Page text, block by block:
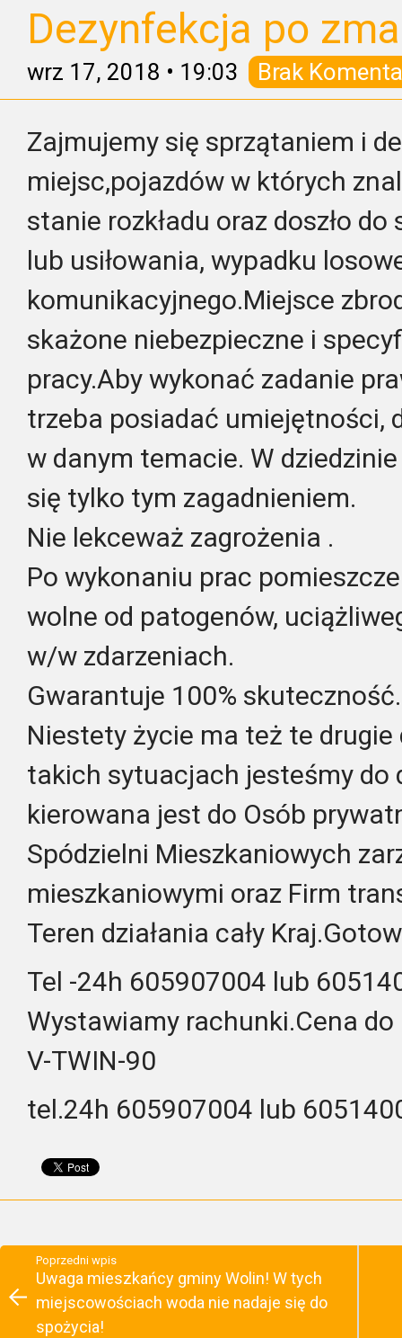
Dezynfekcja po
wrz 17, 2018 • 19:03 Brak
Zajmujemy się sprzątaniem i
miejsc,pojazdów w których
stanie rozkładu oraz doszło
lub usiłowania, wypadku
komunikacyjnego.Miejsce
skażone niebezpieczne i
pracy.Aby wykonać zadanie
trzeba posiadać umiejętności,
w danym temacie. W
się tylko tym zagadnieniem.
Nie lekceważ zagrożenia .
Po wykonaniu prac
wolne od patogenów,
w/w zdarzeniach.
Gwarantuje 100% skuteczność.
Niestety życie ma też te
takich sytuacjach jesteśmy do
kierowana jest do Osób
Spódzielni Mieszkaniowych
mieszkaniowymi oraz Firm
Teren działania cały
Tel -24h 605907004 lub
Wystawiamy rachunki.Cena
V-TWIN-90
tel.24h 605907004 lub
Poprzedni wpis
Uwaga mieszkańcy gminy Wolin! W tych
miejscowościach woda nie nadaje się do
spożycia!